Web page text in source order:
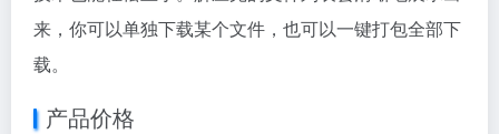
来，你可以单独下载某个文件，也可以一键打包全部下
载。
产品价格